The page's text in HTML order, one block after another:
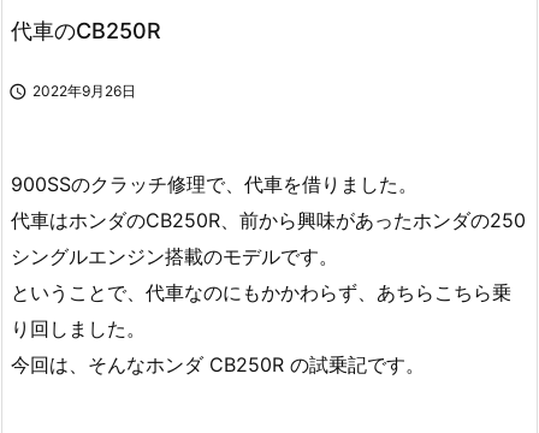
代車のCB250R
 2022年9月26日
900SSのクラッチ修理で、代車を借りました。
代車はホンダのCB250R、前から興味があったホンダの250
シングルエンジン搭載のモデルです。
ということで、代車なのにもかかわらず、あちらこちら乗
り回しました。
今回は、そんなホンダ CB250R の試乗記です。